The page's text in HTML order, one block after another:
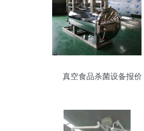
真空食品杀菌设备报价